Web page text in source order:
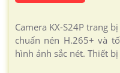
Camera KX-S24P trang
chuẩn nén H.265+ và
hình ảnh sắc nét. Thiết